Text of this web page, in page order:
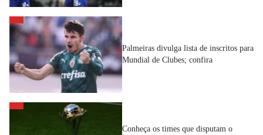
Palmeiras divulga lista de inscritos para
Mundial de Clubes; confira
Conheça os times que disputam o